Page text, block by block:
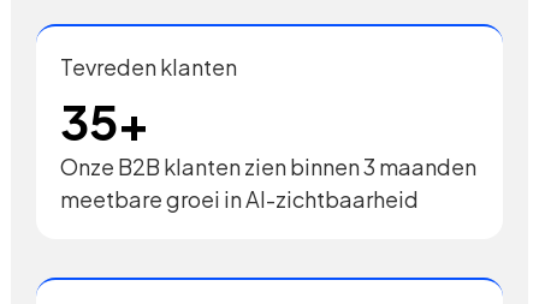
Tevreden klanten
35+
Onze B2B klanten zien binnen 3 maanden
meetbare groei in AI-zichtbaarheid